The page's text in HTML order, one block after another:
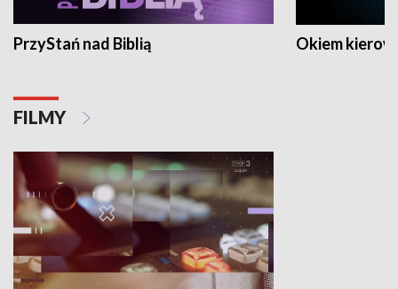
PrzyStań nad Biblią Okiem
FILMY